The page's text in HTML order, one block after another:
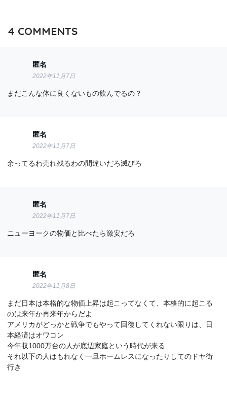
4 COMMENTS
匿名
2022年11月7日
まだこんな体に良くないもの飲んでるの？
匿名
2022年11月7日
余ってるわ売れ残るわの間違いだろ滅びろ
匿名
2022年11月7日
ニューヨークの物価と比べたら激安だろ
匿名
2022年11月8日
まだ日本は本格的な物価上昇は起こってなくて、本格的に起こる
のは来年か再来年からだよ
アメリカがどっかと戦争でもやって回復してくれない限りは、日
本経済はオワコン
今年収1000万台の人が底辺家庭という時代が来る
それ以下の人はもれなく一旦ホームレスになったりしてのドヤ街
行き